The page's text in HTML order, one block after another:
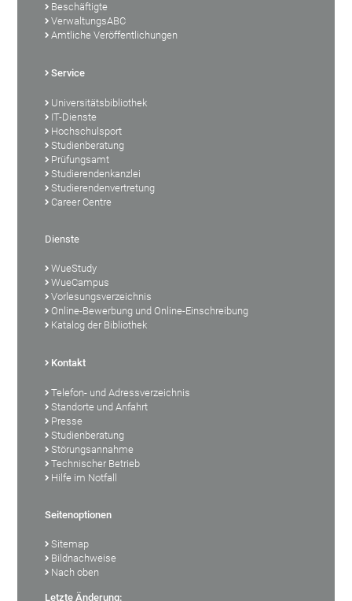
Beschäftigte
VerwaltungsABC
Amtliche Veröffentlichungen
Service
Universitätsbibliothek
IT-Dienste
Hochschulsport
Studienberatung
Prüfungsamt
Studierendenkanzlei
Studierendenvertretung
Career Centre
Dienste
WueStudy
WueCampus
Vorlesungsverzeichnis
Online-Bewerbung und Online-Einschreibung
Katalog der Bibliothek
Kontakt
Telefon- und Adressverzeichnis
Standorte und Anfahrt
Presse
Studienberatung
Störungsannahme
Technischer Betrieb
Hilfe im Notfall
Seitenoptionen
Sitemap
Bildnachweise
Nach oben
Letzte Änderung: